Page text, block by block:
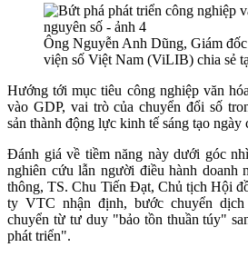
Ông Nguyễn Anh Dũng, Giám
viện số Việt Nam (ViLIB) chia sẻ
Hướng tới mục tiêu công nghiệp văn
vào GDP, vai trò của chuyển đổi số
sản thành động lực kinh tế sáng tạo ngày
Đánh giá về tiềm năng này dưới góc
nghiên cứu lẫn người điều hành doanh
thông, TS. Chu Tiến Đạt, Chủ tịch Hội
ty VTC nhận định, bước chuyển
chuyển từ tư duy "bảo tồn thuần túy"
phát triển".